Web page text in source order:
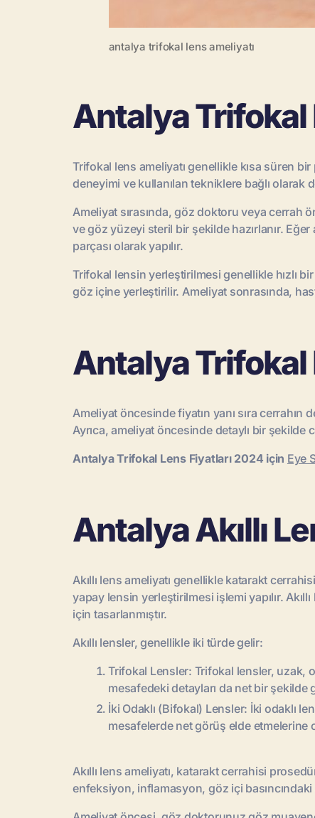
antalya trifokal lens ameliyatı
Antalya Trifokal
Trifokal lens ameliyatı genellikle kısa süren
deneyimi ve kullanılan tekniklere bağlı olarak
Ameliyat sırasında, göz doktoru veya cerrah
ve göz yüzeyi steril bir şekilde hazırlanır.
parçası olarak yapılır.
Trifokal lensin yerleştirilmesi genellikle hızlı
göz içine yerleştirilir. Ameliyat sonrasında,
Antalya Trifokal
Ameliyat öncesinde fiyatın yanı sıra
Ayrıca, ameliyat öncesinde detaylı bir şekilde
Antalya Trifokal Lens Fiyatları 2024 için Eye
Antalya Akıllı
Akıllı lens ameliyatı genellikle katarakt
yapay lensin yerleştirilmesi işlemi yapılır.
için tasarlanmıştır.
Akıllı lensler, genellikle iki türde gelir:
Trifokal Lensler: Trifokal lensler, uzak,
mesafedeki detayları da net bir şekilde
İki Odaklı (Bifokal) Lensler: İki odaklı
mesafelerde net görüş elde etmelerine
Akıllı lens ameliyatı, katarakt cerrahisi
enfeksiyon, inflamasyon, göz içi